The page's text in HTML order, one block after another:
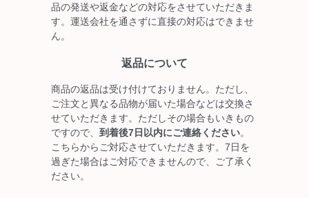
品の発送や返金などの対応をさせていただきま
す。運送会社を通さずに直接の対応はできませ
ん。
返品について
商品の返品は受け付けておりません。ただし、
ご注文と異なる品物が届いた場合などは交換さ
せていただきます。ただしその場合もいきもの
ですので、 到着後7日以内にご連絡ください。
こちらからご対応させていただきます。7日を
過ぎた場合はご対応できませんので、ご了承く
ださい。